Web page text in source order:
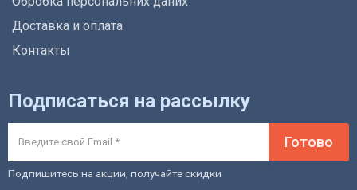
Доставка и оплата
Контакты
Подписаться на рассылку
Готово
Подпишитесь на акции, получайте скидки